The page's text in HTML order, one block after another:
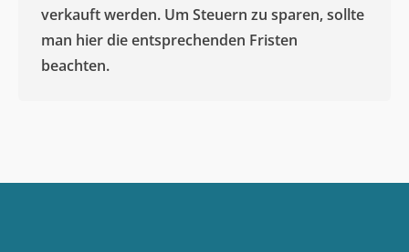
verkauft werden. Um Steuern zu sparen, sollte
man hier die entsprechenden Fristen
beachten.